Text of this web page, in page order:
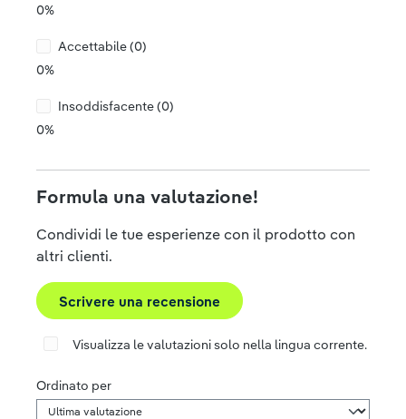
0%
Accettabile (0)
0%
Insoddisfacente (0)
0%
Formula una valutazione!
Condividi le tue esperienze con il prodotto con
altri clienti.
Scrivere una recensione
Visualizza le valutazioni solo nella lingua corrente.
Ordinato per